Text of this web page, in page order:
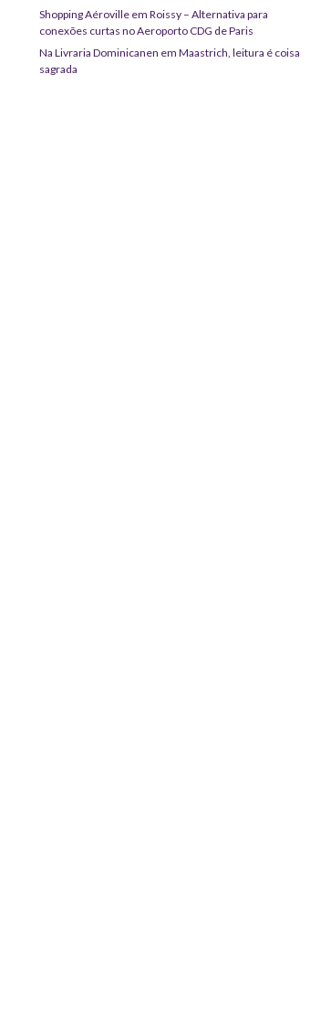
Shopping Aéroville em Roissy – Alternativa para
conexões curtas no Aeroporto CDG de Paris
Na Livraria Dominicanen em Maastrich, leitura é coisa
sagrada